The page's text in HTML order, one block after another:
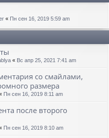
« Пн сен 16, 2019 5:59 am
« Вс апр 25, 2021 7:41 am
со смайлами,
размера
Пн сен 16, 2019 8:11 am
после второго
Пн сен 16, 2019 8:10 am